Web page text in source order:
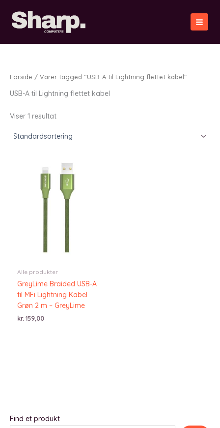
indholdet
Find et produkt
Forside / Varer tagged “USB-A til Lightning flettet kabel”
USB-A til Lightning flettet kabel
Viser 1 resultat
Alle produkter
GreyLime Braided USB-A
til MFi Lightning Kabel
Grøn 2 m – GreyLime
kr. 159,00